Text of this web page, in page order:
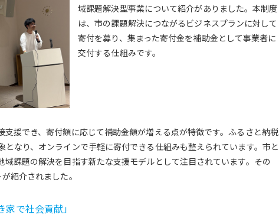
域課題解決型事業について紹介がありました。本制度
は、市の課題解決につながるビジネスプランに対して
寄付を募り、集まった寄付金を補助金として事業者に
交付する仕組みです。
援でき、寄付額に応じて補助金額が増える点が特徴です。ふるさと納税
なり、オンラインで手軽に寄付できる仕組みも整えられています。市と
課題の解決を目指す新たな支援モデルとして注目されています。その
紹介されました。
で社会貢献」